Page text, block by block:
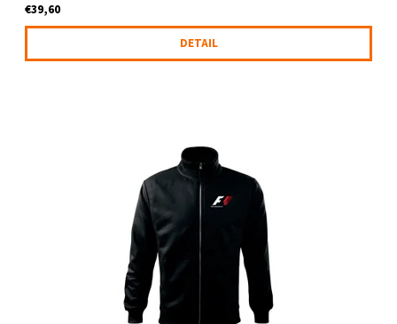
€39,60
DETAIL
Mikina so zipsom a logom F1